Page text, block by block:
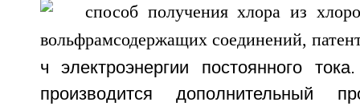
ч электроэнергии постоянного
производится дополнительный